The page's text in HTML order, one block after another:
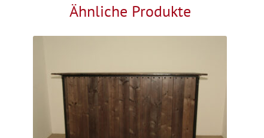
Ähnliche Produkte